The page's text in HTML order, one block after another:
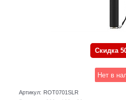
Скидка
Нет в
Артикул: ROT0701SLR